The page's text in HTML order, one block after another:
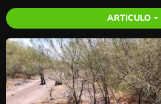
ARTICULO arrow_drop_down